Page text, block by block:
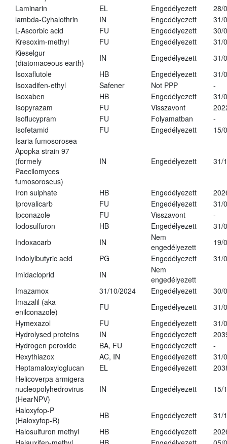
Laminarin
EL Engedélyezett
28/
lambda-Cyhalothrin
IN Engedélyezett
31/
L-Ascorbic acid
FU Engedélyezett
30/
Kresoxim-methyl
FU Engedélyezett
31/
Kieselgur
(diatomaceous earth)
IN Engedélyezett
31/
Isoxaflutole
HB Engedélyezett
31/
Isoxadifen-ethyl
Safener Not PPP
-
Isoxaben
HB Engedélyezett
31/
Isopyrazam
FU Visszavont
Isoflucypram
FU Folyamatban
-
Isofetamid
FU Engedélyezett
15/
Isaria fumosorosea
Apopka strain 97
(formely
Paecilomyces
fumosoroseus)
IN Engedélyezett 31/
Iron sulphate HB Engedélyezett
Iprovalicarb
FU Engedélyezett
31/
Ipconazole
FU Visszavont
-
Iodosulfuron
HB Engedélyezett
31/
Indoxacarb
IN
Nem
engedélyezett
19/
Indolylbutyric acid
PG Engedélyezett
31/
Imidacloprid
IN
Nem
engedélyezett
Imazamox
31/10/2024 Engedélyezett
30/
Imazalil (aka
enilconazole)
FU Engedélyezett
31/
Hymexazol
FU Engedélyezett
31/
Hydrolysed proteins
IN Engedélyezett
Hydrogen peroxide
BA, FU Engedélyezett
-
Hexythiazox
AC, IN Engedélyezett
31/
Heptamaloxyloglucan
EL Engedélyezett
Helicoverpa armigera
nucleopolyhedrovirus
(HearNPV)
IN Engedélyezett 15/
Haloxyfop-P
(Haloxyfop-R)
HB Engedélyezett
31/
Halosulfuron methyl
HB Engedélyezett